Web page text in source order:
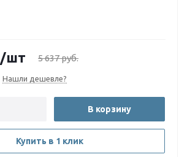
/шт 5 637руб.
Нашли дешевле?
В корзину
Купить в 1 клик